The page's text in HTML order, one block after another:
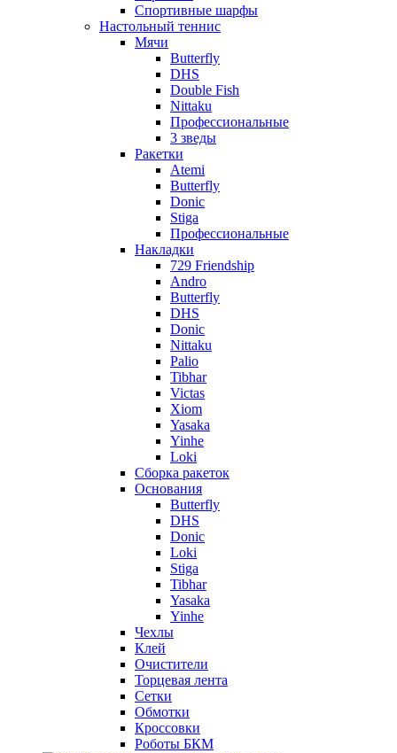
Спортивные шарфы
Настольный теннис
Мячи
Butterfly
DHS
Double Fish
Nittaku
Профессиональные
3 зведы
Ракетки
Atemi
Butterfly
Donic
Stiga
Профессиональные
Накладки
729 Friendship
Andro
Butterfly
DHS
Donic
Nittaku
Palio
Tibhar
Victas
Xiom
Yasaka
Yinhe
Loki
Сборка ракеток
Основания
Butterfly
DHS
Donic
Loki
Stiga
Tibhar
Yasaka
Yinhe
Чехлы
Клей
Очистители
Торцевая лента
Сетки
Обмотки
Кроссовки
Роботы БКМ